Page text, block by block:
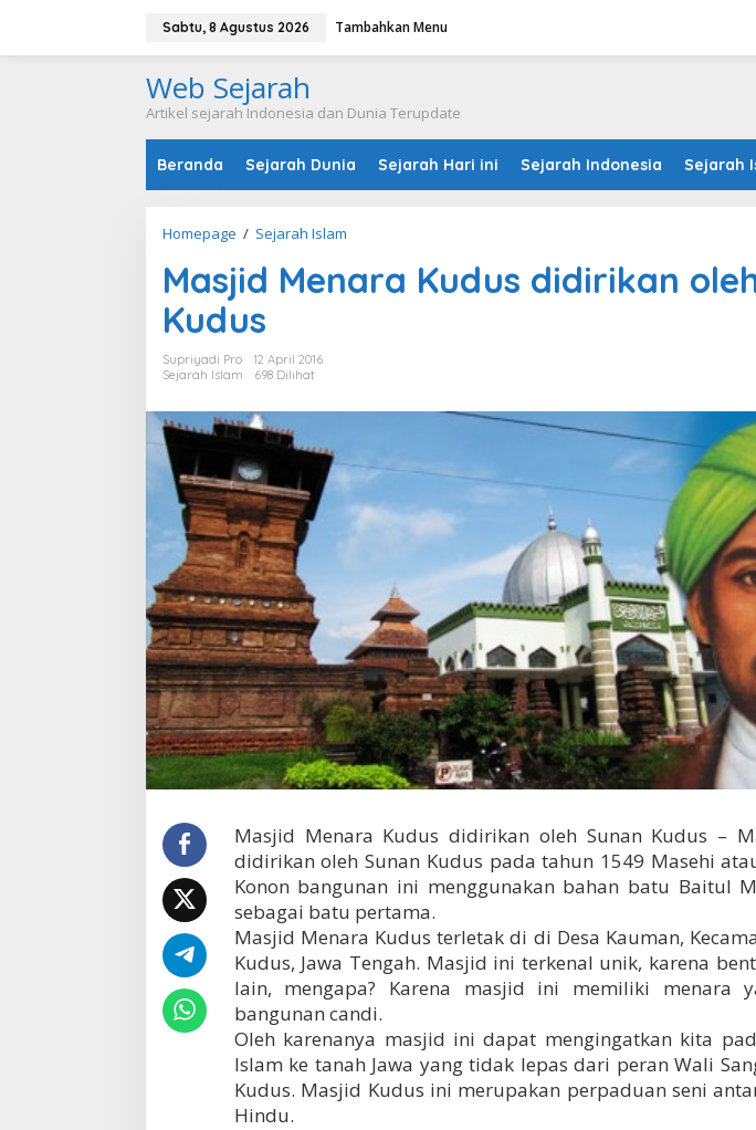
Sabtu, 8 Agustus 2026 Tambahkan Menu
Web Sejarah
Artikel sejarah Indonesia dan Dunia Terupdate
Beranda Sejarah Dunia Sejarah Hari ini Sejarah Indonesia Sejarah
Homepage / Sejarah Islam
s
j
a
K
r
i
k
a
n
o
l
e
S
u
n
a
n
K
u
d
u
s
Masjid Menara Kudus didirikan
Kudus
Supriyadi Pro
12 April 2016
Sejarah Islam
698 Dilihat
Masjid Menara Kudus didirikan oleh Sunan Kudus –
didirikan oleh Sunan Kudus pada tahun 1549 Masehi
Konon bangunan ini menggunakan bahan batu Baitul
sebagai batu pertama.
Masjid Menara Kudus terletak di di Desa Kauman,
Kudus, Jawa Tengah. Masjid ini terkenal unik, karena
lain, mengapa? Karena masjid ini memiliki menara
bangunan candi.
Oleh karenanya masjid ini dapat mengingatkan kita
Islam ke tanah Jawa yang tidak lepas dari peran Wali
Kudus. Masjid Kudus ini merupakan perpaduan seni
Hindu.